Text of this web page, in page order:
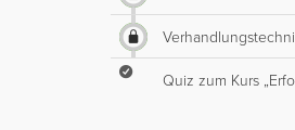
Quiz zum Kurs